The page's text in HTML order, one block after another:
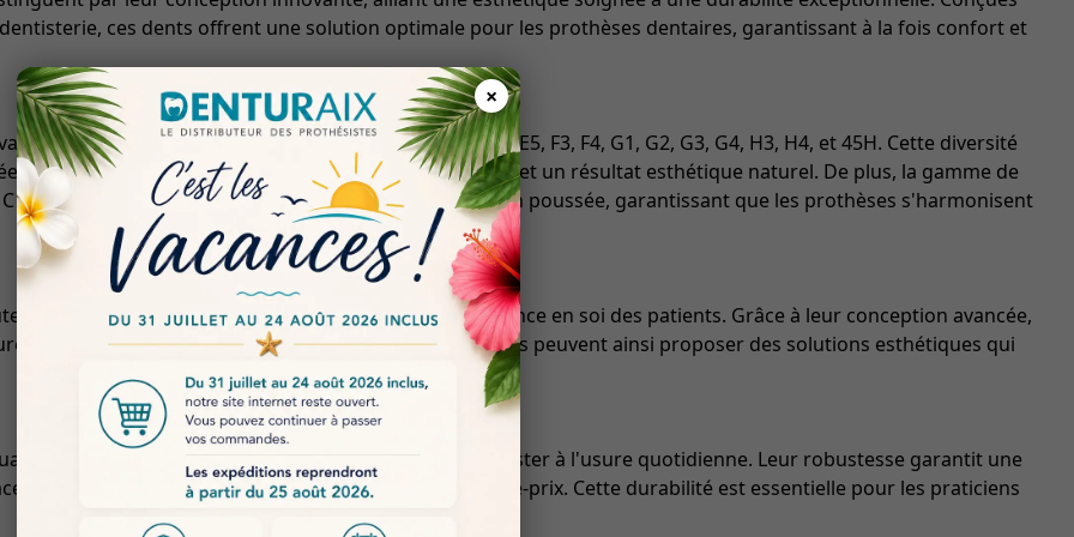
×
ces dents offrent une solution optimale pour les prothèses dentaires, garantissant à la fois confort et
de formes supérieures, notamment E1, E2, E3, E4, E5, F3, F4, G1, G2, G3, G4, H3, H4, et 45H. Cette diversité
à chaque patient, assurant ainsi un ajustement parfait et un résultat esthétique naturel. De plus, la gamme de
C1, C2, C3, C4, D2, D3, et D4, permet une personnalisation poussée, garantissant que les prothèses s'harmonisent
assure une apparence réaliste, contribuant à la confiance en soi des patients. Grâce à leur conception avancée,
offrant ainsi un rendu visuel optimal. Les praticiens peuvent ainsi proposer des solutions esthétiques qui
les dents Antérieure Haute sont conçues pour résister à l'usure quotidienne. Leur robustesse garantit une
fréquents et offrant un excellent rapport qualité-prix. Cette durabilité est essentielle pour les praticiens